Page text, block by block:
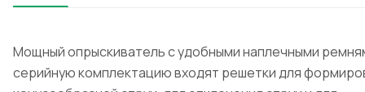
Мощный опрыскиватель с удобными наплечными
серийную комплектацию входят решетки для